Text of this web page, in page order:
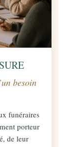
besoin
funéraires
porteur
de leur